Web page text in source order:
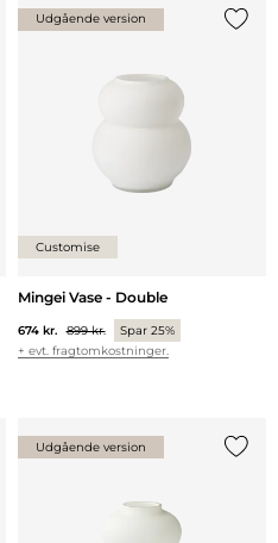
Udgående version
Customise
Mingei Vase - Double
674 kr. 899 kr.
Spar 25%
+ evt. fragtomkostninger.
Udgående version